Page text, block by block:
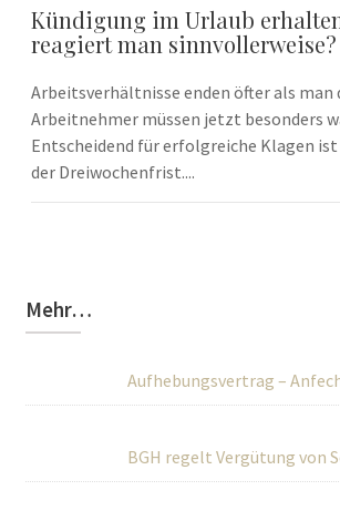
Kündigung im Urlaub
reagiert man sinnvollerweise?
Arbeitsverhältnisse enden öfter als man
Arbeitnehmer müssen jetzt besonders
Entscheidend für erfolgreiche Klagen
der Dreiwochenfrist....
Mehr…
Aufhebungsvertrag –
BGH regelt Vergütung von